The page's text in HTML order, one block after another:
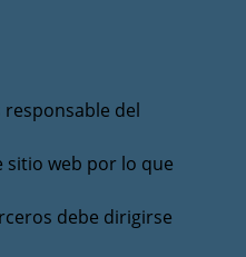
responsable del
sitio web por lo que
debe dirigirse